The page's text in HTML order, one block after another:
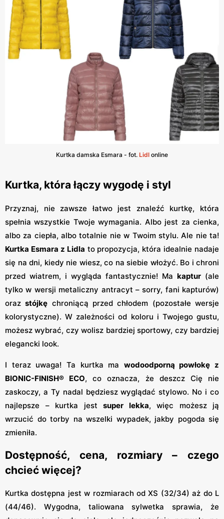
Kurtka damska Esmara - fot. Lidl online
Kurtka, która łączy wygodę i styl
Przyznaj, nie zawsze łatwo jest znaleźć kurtkę, która
spełnia wszystkie Twoje wymagania. Albo jest za cienka,
albo za ciepła, albo totalnie nie w Twoim stylu. Ale nie ta!
Kurtka Esmara z Lidla to propozycja, która idealnie nadaje
się na dni, kiedy nie wiesz, co na siebie włożyć. Bo i chroni
przed wiatrem, i wygląda fantastycznie! Ma kaptur (ale
tylko w wersji metaliczny antracyt – sorry, fani kapturów)
orazstójkę chroniącą przed chłodem (pozostałe wersje
kolorystyczne). W zależności od koloru i Twojego gustu,
możesz wybrać, czy wolisz bardziej sportowy, czy bardziej
elegancki look.
I teraz uwaga! Ta kurtka ma wodoodporną powłokę z
BIONIC-FINISH® ECO, co oznacza, że deszcz Cię nie
zaskoczy, a Ty nadal będziesz wyglądać stylowo. No i co
najlepsze – kurtka jest super lekka, więc możesz ją
wrzucić do torby na wszelki wypadek, jakby pogoda się
zmieniła.
Dostępność, cena, rozmiary – czego
chcieć więcej?
Kurtka dostępna jest w rozmiarach od XS (32/34) aż do L
(44/46). Wygodna, taliowana sylwetka sprawia, że